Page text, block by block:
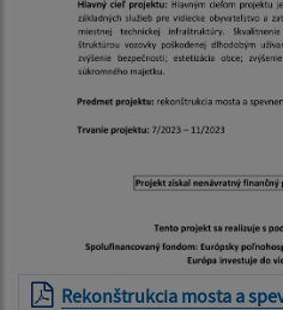
Rekonštrukcia mosta a